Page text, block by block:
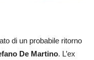
di un probabile ritorno
De Martino. L’ex